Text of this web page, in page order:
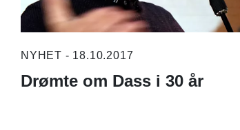
NYHET - 18.10.2017
Drømte om Dass i 30 år